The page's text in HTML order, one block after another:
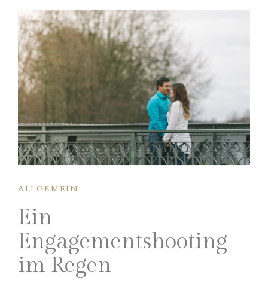
ALLGEMEIN
Ein
Engagementshooting
im Regen